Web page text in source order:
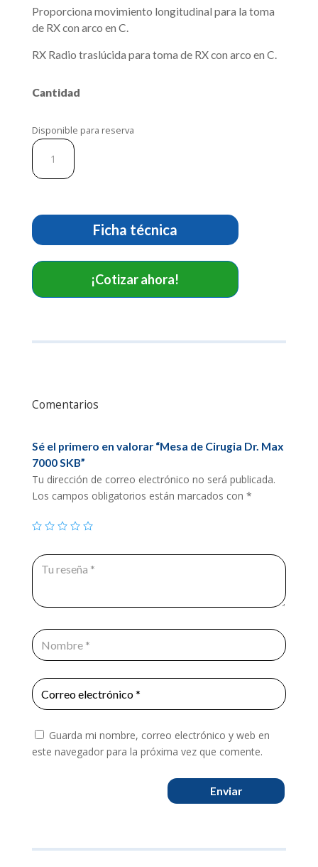
Proporciona movimiento longitudinal para la toma
de RX con arco en C.
RX Radio traslúcida para toma de RX con arco en C.
Cantidad
Disponible para reserva
Mesa
Cirugia
Max
7000
SKB
cantidad
Ficha técnica
¡Cotizar ahora!
Comentarios
Sé el primero en valorar “Mesa de Cirugia Dr. Max
7000 SKB”
Tu dirección de correo electrónico no será publicada.
Los campos obligatorios están marcados con *
Guarda mi nombre, correo electrónico y web en
este navegador para la próxima vez que comente.
Enviar